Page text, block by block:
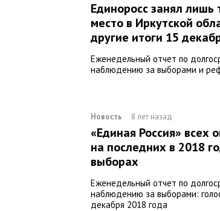
Единоросс занял лишь
место в Иркутской
другие итоги 15
Еженедельный отчет по
наблюдению за выборами и
Новость 8 лет назад
«Единая Россия» всех
на последних в 2018
выборах
Еженедельный отчет по
наблюдению за выборами:
декабря 2018 года